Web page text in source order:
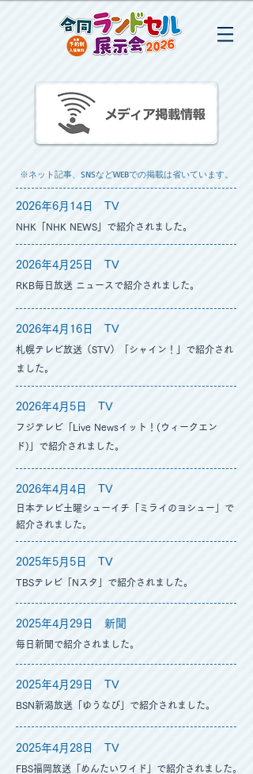
※ネット記事、SNSなどWEBでの掲載は省いています。
2026年6月14 日 TV
NHK「NHK NEWS」で紹介されました。
2026年4月25 日 TV
RKB毎日放送 ニュースで紹介されました。
2026年4月16 日 TV
札幌テレビ放送（STV）「シャイン！」で紹介され
ました。
2026年4月5 日 TV
​ フジテレビ「Live Newsイット！(ウィークエン
ド)」で紹介されました。
2026年4月4 日 TV
日本テレビ土曜シューイチ「ミライのヨシュー」で
紹介されました。
2025年5月5 日 TV
TBSテレビ「Nスタ」で紹介されました。
2025年4月29 日 新聞
​毎日新聞で紹介されました。
2025年4月29 日 TV
BSN新潟放送「ゆうなび」で紹介されました。
2025年4月28 日 TV
FBS福岡放送「めんたいワイド」で紹介されました。